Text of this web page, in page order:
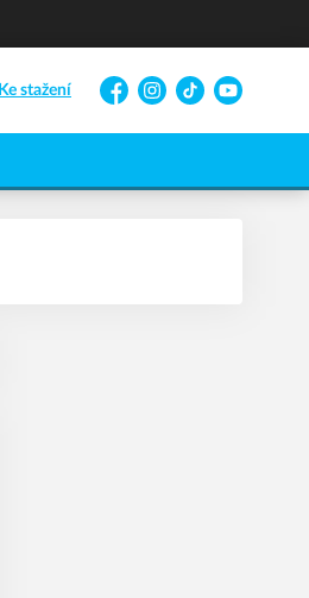
Ke stažení
FacebookInstagram
TikTokYouTube